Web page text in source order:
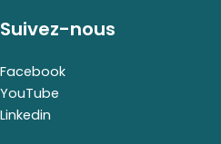
Suivez-nous
Facebook
YouTube
Linkedin